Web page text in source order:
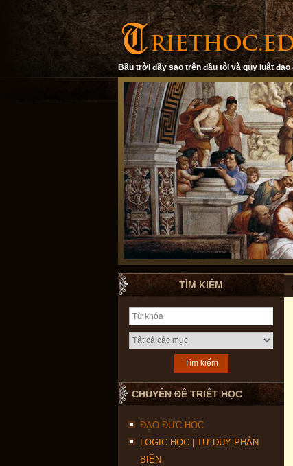
Bầu trời đầy sao trên đầu tôi và quy luật
TÌM KIẾM
CHUYÊN ĐỀ TRIẾT HỌC
ĐẠO ĐỨC HỌC
LOGIC HỌC | TƯ DUY PHẢN
BIỆN